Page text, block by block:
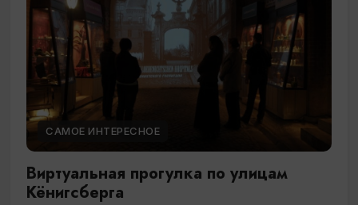
САМОЕ ИНТЕРЕСНОЕ
Виртуальная прогулка по улицам
Кёнигсберга